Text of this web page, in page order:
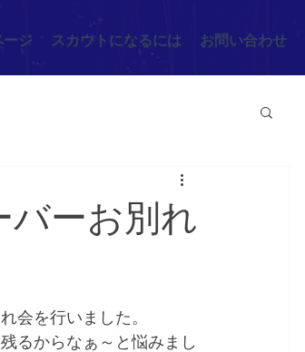
ージ スカウトになるには お問い合わせ
ーお別れ
会を行いました。
るからなぁ～と悩みまし